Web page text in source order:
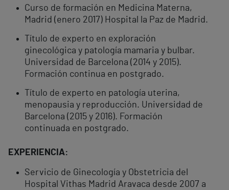
Curso de formación en Medicina Materna,
Madrid (enero 2017) Hospital la Paz de Madrid.
Título de experto en exploración
ginecológica y patología mamaria y bulbar.
Universidad de Barcelona (2014 y 2015).
Formación continua en postgrado.
Título de experto en patología uterina,
menopausia y reproducción. Universidad de
Barcelona (2015 y 2016). Formación
continuada en postgrado.
EXPERIENCIA:
Servicio de Ginecología y Obstetricia del
Hospital Vithas Madrid Aravaca desde 2007 a